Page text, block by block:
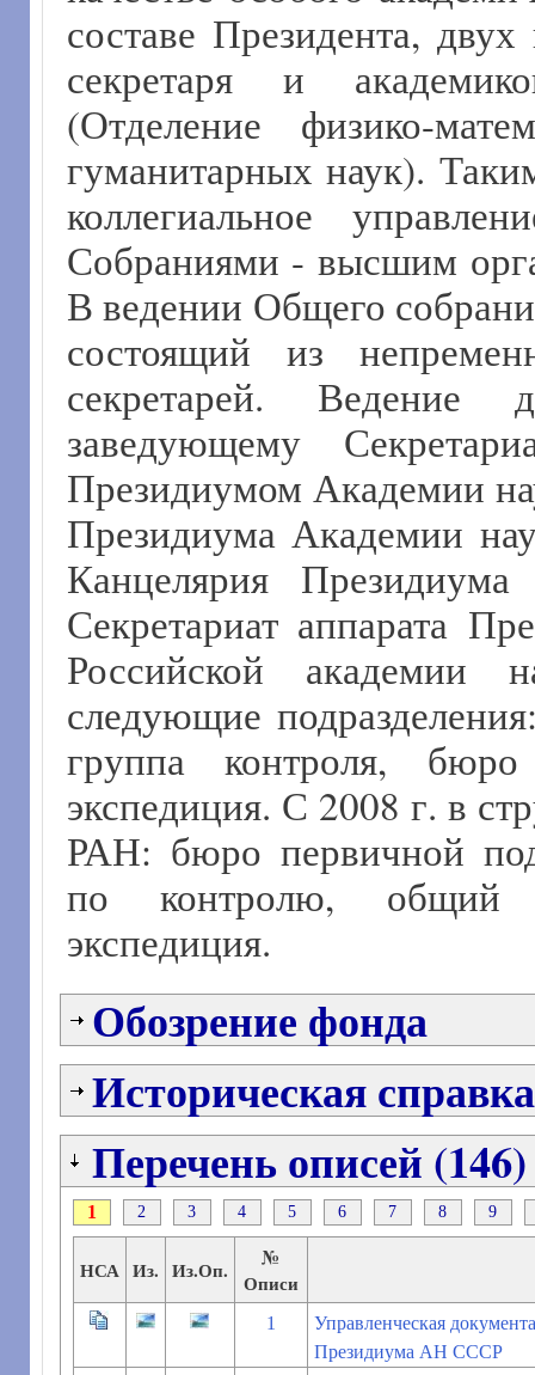
составе Президента,
секретаря и
(Отделение физико-
гуманитарных наук).
коллегиальное
Собраниями - высшим
В ведении Общего
состоящий из
секретарей. Ведение
заведующему
Президиумом Академии
Президиума Академии
Канцелярия
Секретариат аппарата
Российской академии
следующие
группа контроля,
экспедиция. С 2008 г. в
РАН: бюро первичной
по контролю, общий
экспедиция.
Обозрение фонда
Историческая справка
Перечень описей (146)
1 2 3 4 5 6 7 8 9
НСА Из. Из.Оп.
№
Описи
1
Управленческая
Президиума АН СССР